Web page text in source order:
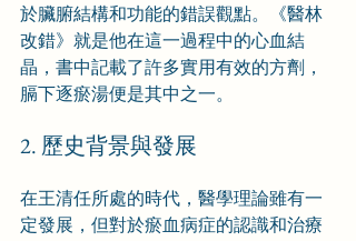
於臟腑結構和功能的錯誤觀點。《醫林
改錯》就是他在這一過程中的心血結
晶，書中記載了許多實用有效的方劑，
膈下逐瘀湯便是其中之一。
2. 歷史背景與發展
在王清任所處的時代，醫學理論雖有一
定發展，但對於瘀血病症的認識和治療